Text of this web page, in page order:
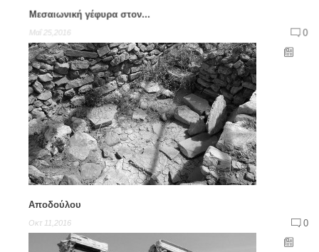
Μεσαιωνική γέφυρα στον...
Μαΐ 25,2016 0
Αποδούλου
Οκτ 11,2016 0